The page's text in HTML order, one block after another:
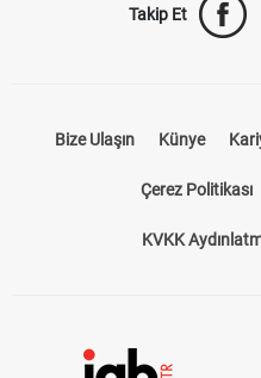
Takip Et
Bize Ulaşın Künye
Çerez Politikası
KVKK